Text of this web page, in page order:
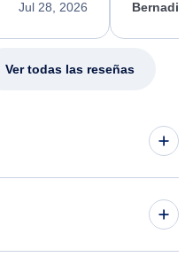
Jul 28, 2026
my issue.
Ver todas las reseñas